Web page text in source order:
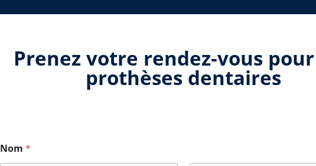
Prenez votre rendez-vous
prothèses dentaires
Nom*